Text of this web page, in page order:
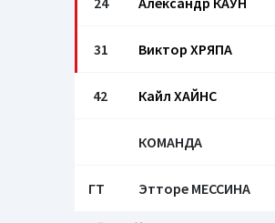
31 Виктор ХРЯПА
42 Кайл ХАЙНС
КОМАНДА
ГТ Этторе МЕССИНА